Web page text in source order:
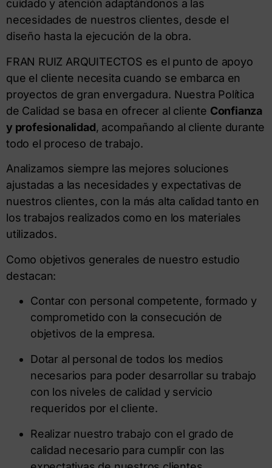
cuidado y atención adaptándonos a las
necesidades de nuestros clientes, desde el
diseño hasta la ejecución de la obra.
FRAN RUIZ ARQUITECTOS es el punto de apoyo
que el cliente necesita cuando se embarca en
proyectos de gran envergadura. Nuestra Política
de Calidad se basa en ofrecer al cliente Confianza
y profesionalidad, acompañando al cliente durante
todo el proceso de trabajo.
Analizamos siempre las mejores soluciones
ajustadas a las necesidades y expectativas de
nuestros clientes, con la más alta calidad tanto en
los trabajos realizados como en los materiales
utilizados.
Como objetivos generales de nuestro estudio
destacan:
Contar con personal competente, formado y
comprometido con la consecución de
objetivos de la empresa.
Dotar al personal de todos los medios
necesarios para poder desarrollar su trabajo
con los niveles de calidad y servicio
requeridos por el cliente.
Realizar nuestro trabajo con el grado de
calidad necesario para cumplir con las